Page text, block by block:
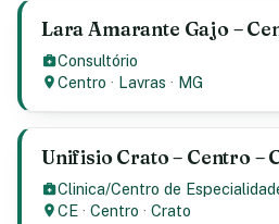
Lara Amarante Gajo –
Consultório
Centro · Lavras · MG
Unifisio Crato – Centro –
Clinica/Centro de
CE ·Centro ·Crato